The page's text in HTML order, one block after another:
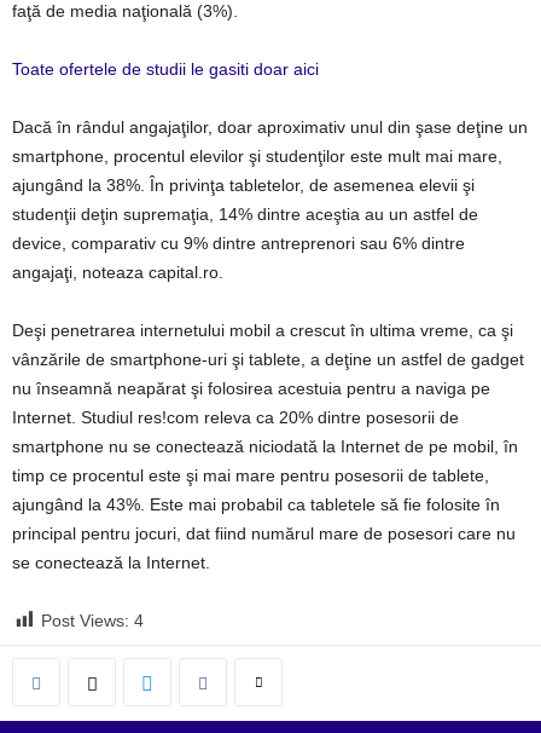
faţă de media naţională (3%).
Toate ofertele de studii le gasiti doar aici
Dacă în rândul angajaţilor, doar aproximativ unul din şase deţine un
smartphone, procentul elevilor şi studenţilor este mult mai mare,
ajungând la 38%. În privinţa tabletelor, de asemenea elevii şi
studenţii deţin supremaţia, 14% dintre aceştia au un astfel de
device, comparativ cu 9% dintre antreprenori sau 6% dintre
angajaţi, noteaza capital.ro.
Deşi penetrarea internetului mobil a crescut în ultima vreme, ca şi
vânzările de smartphone-uri şi tablete, a deţine un astfel de gadget
nu înseamnă neapărat şi folosirea acestuia pentru a naviga pe
Internet. Studiul res!com releva ca 20% dintre posesorii de
smartphone nu se conectează niciodată la Internet de pe mobil, în
timp ce procentul este şi mai mare pentru posesorii de tablete,
ajungând la 43%. Este mai probabil ca tabletele să fie folosite în
principal pentru jocuri, dat fiind numărul mare de posesori care nu
se conectează la Internet.
Post Views: 4